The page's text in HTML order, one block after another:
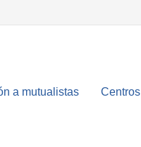
a mutualistas Centros